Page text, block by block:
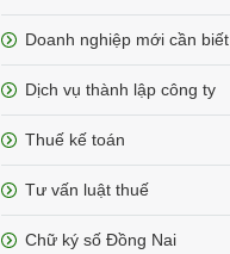
Doanh nghiệp mới cần biết
Dịch vụ thành lập công ty
Thuế kế toán
Tư vấn luật thuế
Chữ ký số Đồng Nai